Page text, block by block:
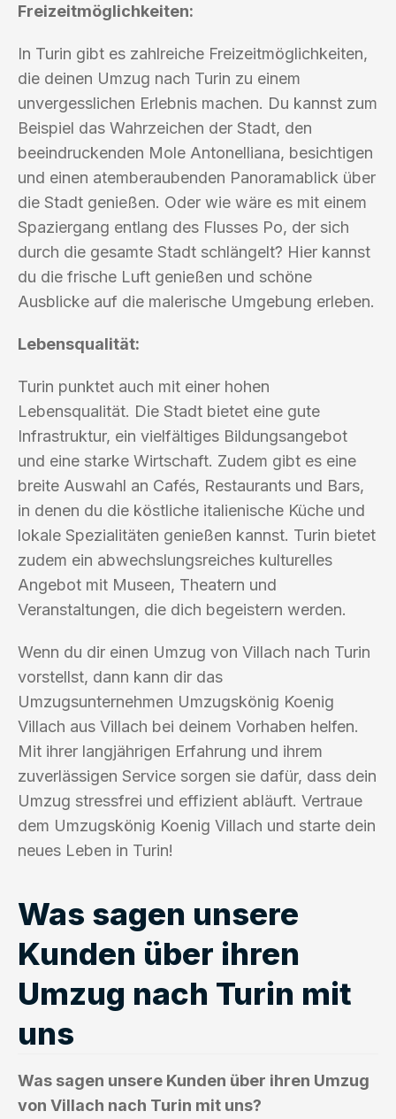
Freizeitmöglichkeiten:
In Turin gibt es zahlreiche Freizeitmöglichkeiten,
die deinen Umzug nach Turin zu einem
unvergesslichen Erlebnis machen. Du kannst zum
Beispiel das Wahrzeichen der Stadt, den
beeindruckenden Mole Antonelliana, besichtigen
und einen atemberaubenden Panoramablick über
die Stadt genießen. Oder wie wäre es mit einem
Spaziergang entlang des Flusses Po, der sich
durch die gesamte Stadt schlängelt? Hier kannst
du die frische Luft genießen und schöne
Ausblicke auf die malerische Umgebung erleben.
Lebensqualität:
Turin punktet auch mit einer hohen
Lebensqualität. Die Stadt bietet eine gute
Infrastruktur, ein vielfältiges Bildungsangebot
und eine starke Wirtschaft. Zudem gibt es eine
breite Auswahl an Cafés, Restaurants und Bars,
in denen du die köstliche italienische Küche und
lokale Spezialitäten genießen kannst. Turin bietet
zudem ein abwechslungsreiches kulturelles
Angebot mit Museen, Theatern und
Veranstaltungen, die dich begeistern werden.
Wenn du dir einen Umzug von Villach nach Turin
vorstellst, dann kann dir das
Umzugsunternehmen Umzugskönig Koenig
Villach aus Villach bei deinem Vorhaben helfen.
Mit ihrer langjährigen Erfahrung und ihrem
zuverlässigen Service sorgen sie dafür, dass dein
Umzug stressfrei und effizient abläuft. Vertraue
dem Umzugskönig Koenig Villach und starte dein
neues Leben in Turin!
Was sagen unsere
Kunden über ihren
Umzug nach Turin mit
uns
Was sagen unsere Kunden über ihren Umzug
von Villach nach Turin mit uns?